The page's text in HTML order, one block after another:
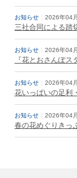
お知らせ 2026年04
三社合同による踏
お知らせ 2026年04
『花とおさんぽス
お知らせ 2026年04
花いっぱいの足利
お知らせ 2026年04
春の花めぐりきっ